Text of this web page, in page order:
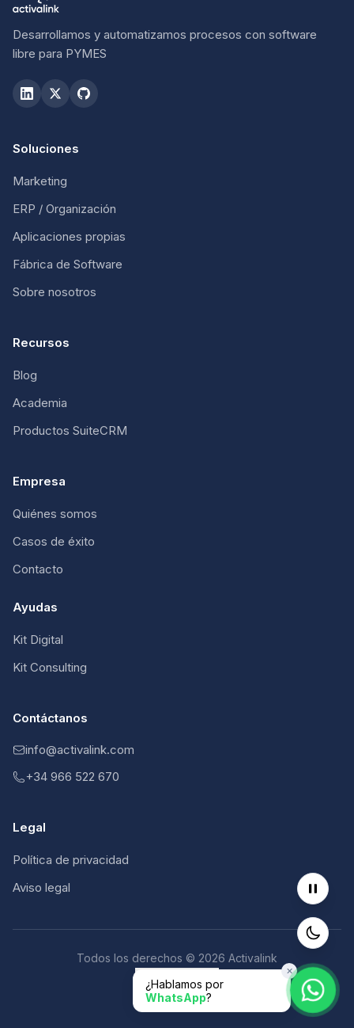
Desarrollamos y automatizamos procesos con software
libre para PYMES
Soluciones
Marketing
ERP / Organización
Aplicaciones propias
Fábrica de Software
Sobre nosotros
Recursos
Blog
Academia
Productos SuiteCRM
Empresa
Quiénes somos
Casos de éxito
Contacto
Ayudas
Kit Digital
Kit Consulting
Contáctanos
info@activalink.com
+34 966 522 670
Legal
Política de privacidad
Aviso legal
Todos los derechos © 2026 Activalink
Scroll al inicio
¿Hablamos por
WhatsApp?
✕